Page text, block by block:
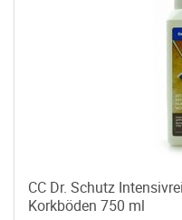
CC Dr. Schutz
Korkböden 750 ml